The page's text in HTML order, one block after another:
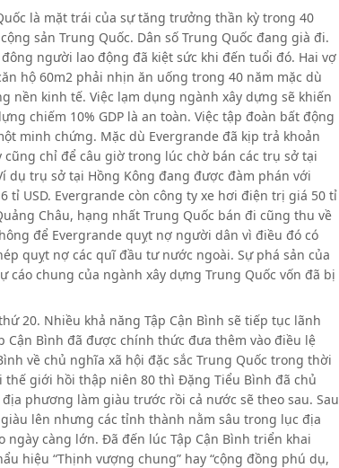
là mặt trái của sự tăng trưởng thần kỳ trong 40
sản Trung Quốc. Dân số Trung Quốc đang già đi.
người lao động đã kiệt sức khi đến tuổi đó. Hai vợ
hộ 60m2 phải nhịn ăn uống trong 40 năm mặc dù
nền kinh tế. Việc lạm dụng ngành xây dựng sẽ khiến
chiếm 10% GDP là an toàn. Việc tập đoàn bất động
minh chứng. Mặc dù Evergrande đã kịp trả khoản
chỉ để câu giờ trong lúc chờ bán các trụ sở tại
dụ trụ sở tại Hồng Kông đang được đàm phán với
tỉ USD. Evergrande còn công ty xe hơi điện trị giá 50 tỉ
Châu, hạng nhất Trung Quốc bán đi cũng thu về
để Evergrande quỵt nợ người dân vì điều đó có
quỵt nợ các quĩ đầu tư nước ngoài. Sự phá sản của
cáo chung của ngành xây dựng Trung Quốc vốn đã bị
20. Nhiều khả năng Tập Cận Bình sẽ tiếp tục lãnh
Cận Bình đã được chính thức đưa thêm vào điều lệ
về chủ nghĩa xã hội đặc sắc Trung Quốc trong thời
thế giới hồi thập niên 80 thì Đặng Tiểu Bình đã chủ
phương làm giàu trước rồi cả nước sẽ theo sau. Sau
lên nhưng các tỉnh thành nằm sâu trong lục địa
càng lớn. Đã đến lúc Tập Cận Bình triển khai
hiệu “Thịnh vượng chung” hay “cộng đồng phú dụ,